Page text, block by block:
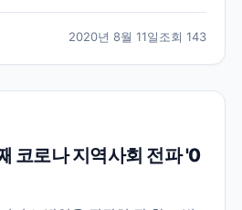
2020년 8월 11일조회 143
코로나 지역사회 전파 '0